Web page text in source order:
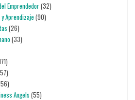
Emprendedor(32)
Aprendizaje(90)
(26)
(33)
Angels (55)